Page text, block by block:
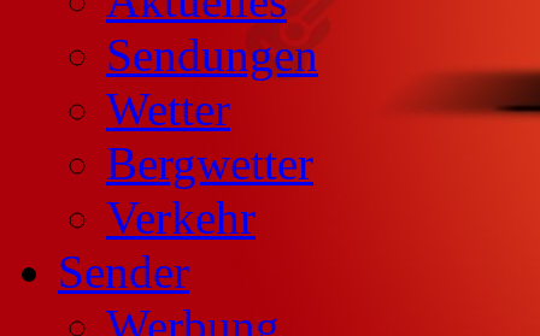
Sendungen
Wetter
Bergwetter
Verkehr
Sender
Werbung